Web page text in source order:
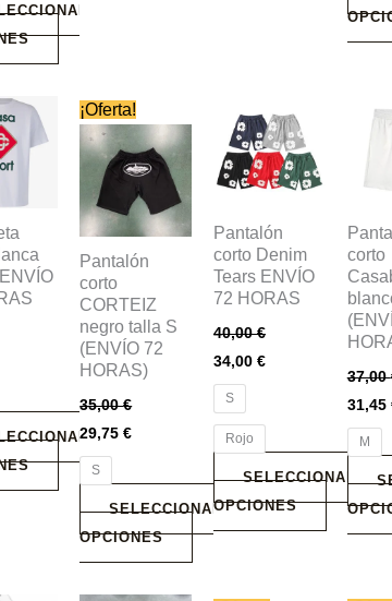
¡Oferta!
Pantalón
corto
CORTEIZ
negro talla S
(ENVÍO 72
HORAS)
35,00€
29,75€
S
SELECCIONAR
OPCIONES
Este
producto
tiene
múltiples
variantes.
Las
opciones
se
pueden
elegir
de
producto
Pantalón
corto Denim
Tears ENVÍO
72 HORAS
40,00€
34,00 €
S
Rojo
SELECCIONAR
OPCIONES
producto
tiene
múltiples
variantes.
Las
opciones
se
pueden
elegir
en
la
página
de
producto
corto
37,00
31,45
M
Este
Las
se
página
de